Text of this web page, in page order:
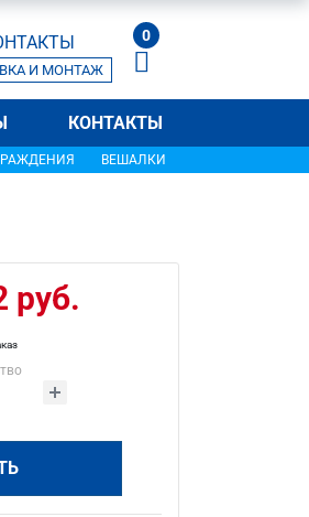
И МОНТАЖ
0
КОНТАКТЫ
ВЕШАЛКИ
руб.